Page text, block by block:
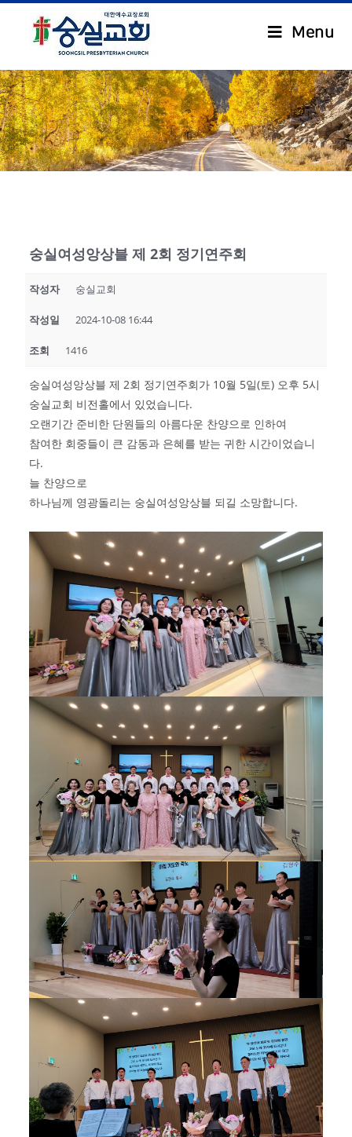
Menu
.
숭실여성앙상블 제 2회 정기연주회
작성자 숭실교회
작성일 2024-10-08 16:44
조회 1416
숭실여성앙상블 제 2회 정기연주회가 10월 5일(토) 오후 5시
숭실교회 비전홀에서 있었습니다.
오랜기간 준비한 단원들의 아름다운 찬양으로 인하여
참여한 회중들이 큰 감동과 은혜를 받는 귀한 시간이었습니
다.
늘 찬양으로
하나님께 영광돌리는 숭실여성앙상블 되길 소망합니다.